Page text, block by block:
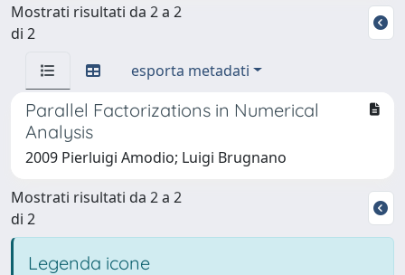
Mostrati risultati da 2 a 2
di 2
esporta metadati
Parallel Factorizations in Numerical
Analysis
2009 Pierluigi Amodio; Luigi Brugnano
Mostrati risultati da 2 a 2
di 2
Legenda icone